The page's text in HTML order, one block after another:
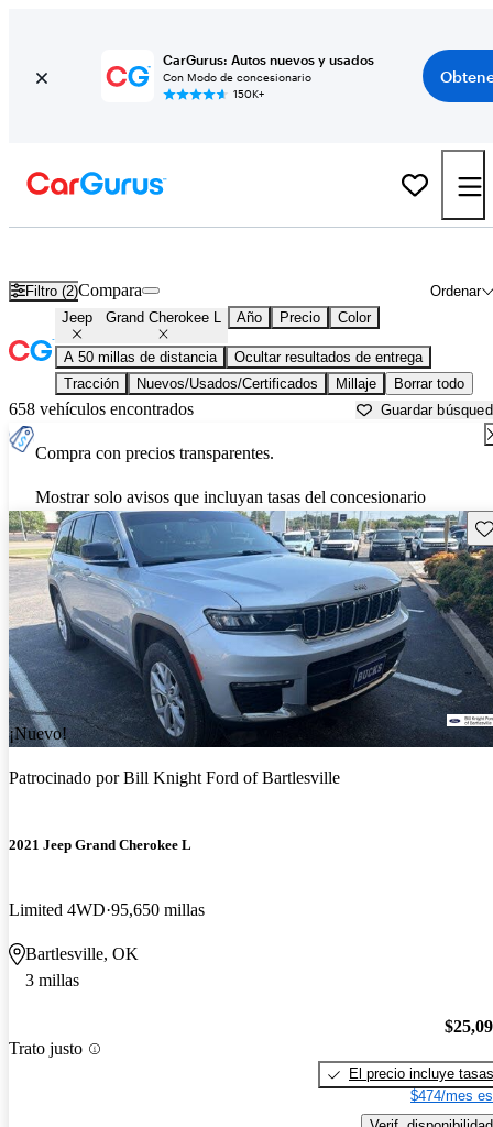
CarGurus: Autos nuevos y usados
Con Modo de concesionario
150K+
Filtro (2) Ordenar
Compara
Jeep Grand Cherokee L Año Precio Color
A 50 millas de distancia
Ocultar resultados de entrega
Tracción
Nuevos/Usados/Certificados Millaje Borrar todo
658 vehículos encontrados Guardar
Compra con precios transparentes.
Mostrar solo avisos que incluyan tasas del concesionario
¡Nuevo!
Patrocinado porBill Knight Ford of Bartlesville
2021 Jeep Grand Cherokee L
Limited 4WD 95,650 millas
Bartlesville, OK
3 millas
Trato justo
El precio incluye tasas
$474/mes